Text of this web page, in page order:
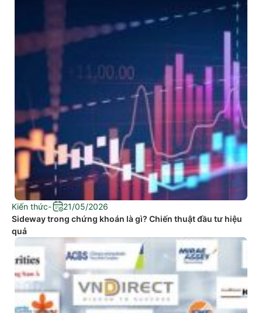
Kiến thức-
21/05/2026
Sideway trong chứng khoán là gì? Chiến thuật đầu tư hiệu
quả